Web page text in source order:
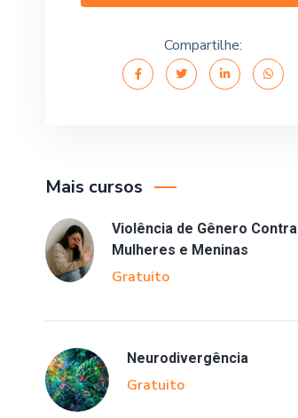
Compartilhe:
Mais cursos
Violência de Gênero Contra
Mulheres e Meninas
Gratuito
Neurodivergência
Gratuito